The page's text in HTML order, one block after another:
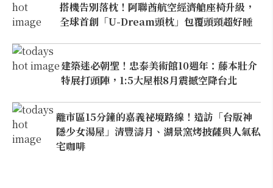
搭機告別落枕！阿聯酋航空經濟艙座椅升級，
全球首創「U-Dream頭枕」包覆頭頸超好睡
建築迷必朝聖！忠泰美術館10週年：藤本壯介
特展打頭陣，1:5大屋根8月震撼空降台北
離市區15分鐘的嘉義祕境路線！造訪「台版神
隱少女湯屋」清豐濤月、湖景窯烤披薩與人氣私
宅咖啡